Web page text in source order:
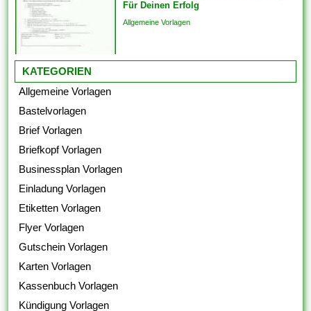
Für Deinen Erfolg
Allgemeine Vorlagen
KATEGORIEN
Allgemeine Vorlagen
Bastelvorlagen
Brief Vorlagen
Briefkopf Vorlagen
Businessplan Vorlagen
Einladung Vorlagen
Etiketten Vorlagen
Flyer Vorlagen
Gutschein Vorlagen
Karten Vorlagen
Kassenbuch Vorlagen
Kündigung Vorlagen